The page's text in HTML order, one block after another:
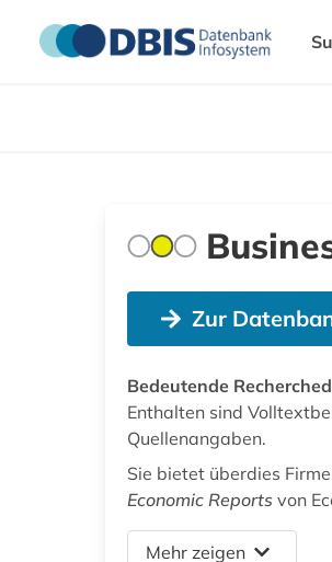
Zur
Bedeutende
Enthalten sind
Quellenangaben.
Sie bietet überdies
Economic Reports von
Mehr zeigen